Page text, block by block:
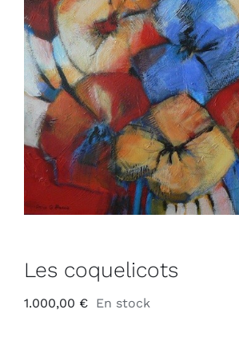
Les coquelicots
1.000,00 € En stock